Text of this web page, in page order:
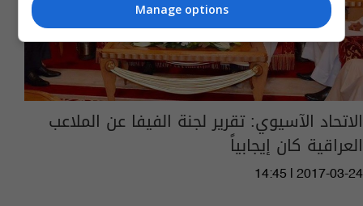
الاتحاد الآسيوي: تقرير لجنة الفيفا عن الملاعب
العراقية كان إيجابياً
14:45 | 2017-03-24
Manage options